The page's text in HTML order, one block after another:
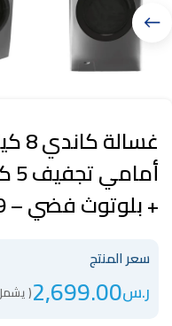
+ بلوتوث فضي – CSOW4856TWMBRZ19
سعر المنتج
ر.س2,699.00
(